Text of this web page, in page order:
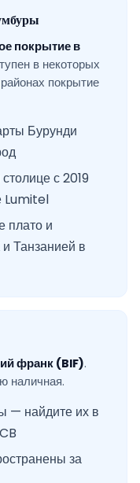
покрытие в
в некоторых
покрытие
Бурунди
с 2019
Lumitel
плато и
Танзанией в
франк (BIF).
наличная.
— найдите их в
за